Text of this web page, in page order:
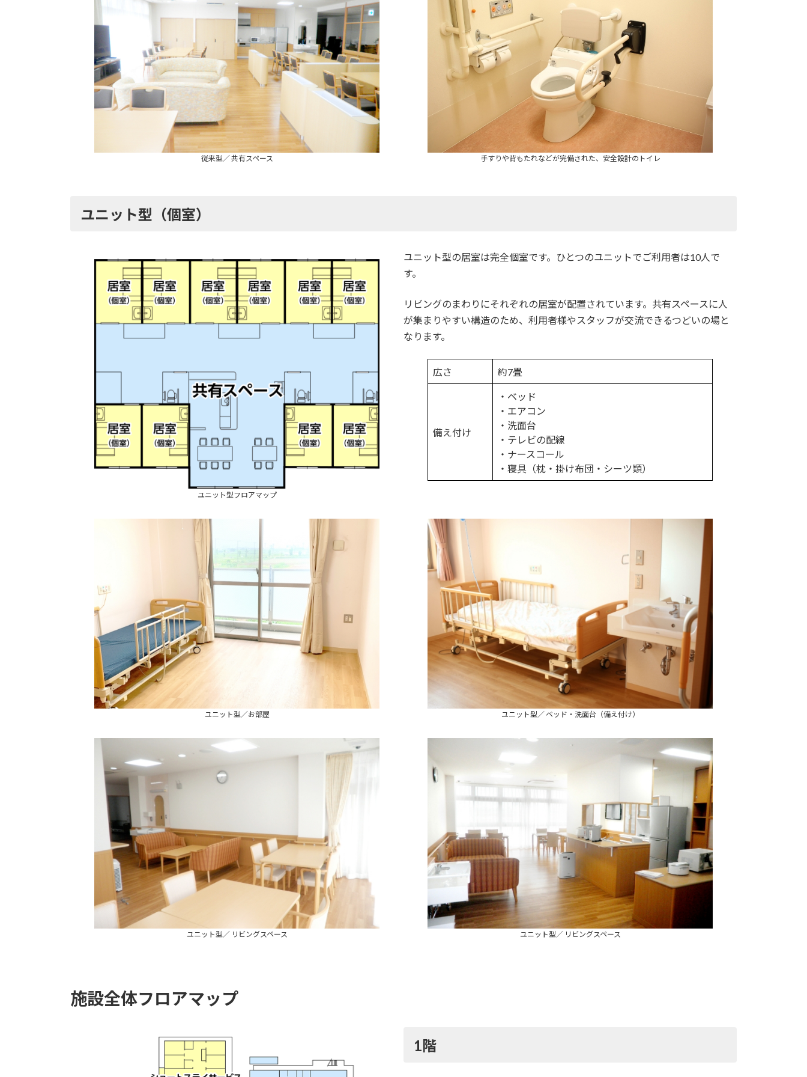
従来型／ 共有スペース 手すりや背もたれなどが完備された、安全設計のトイレ
ユニット型（個室）
ユニット型フロアマップ
ユニット型の居室は完全個室です。ひとつのユニットでご利用者は10人で
す。
リビングのまわりにそれぞれの居室が配置されています。共有スペースに人
が集まりやすい構造のため、利用者様やスタッフが交流できるつどいの場と
なります。
広さ 約7畳
備え付け
・ベッド
・エアコン
・洗面台
・テレビの配線
・ナースコール
・寝具（枕・掛け布団・シーツ類）
ユニット型／お部屋 ユニット型／ ベッド・洗面台（備え付け）
ユニット型／ リビングスペース ユニット型／ リビングスペース
施設全体フロアマップ
1階